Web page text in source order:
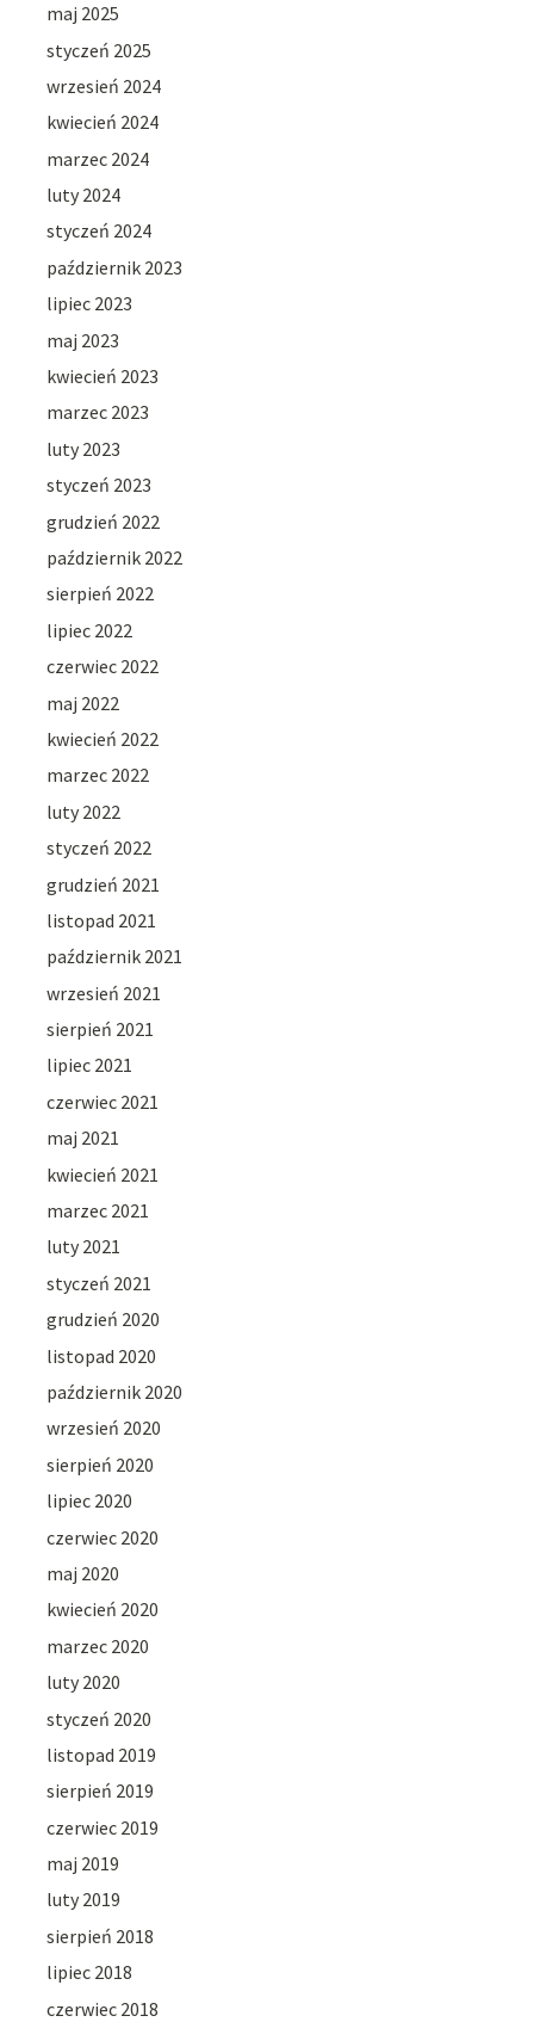
maj 2025
styczeń 2025
wrzesień 2024
kwiecień 2024
marzec 2024
luty 2024
styczeń 2024
październik 2023
lipiec 2023
maj 2023
kwiecień 2023
marzec 2023
luty 2023
styczeń 2023
grudzień 2022
październik 2022
sierpień 2022
lipiec 2022
czerwiec 2022
maj 2022
kwiecień 2022
marzec 2022
luty 2022
styczeń 2022
grudzień 2021
listopad 2021
październik 2021
wrzesień 2021
sierpień 2021
lipiec 2021
czerwiec 2021
maj 2021
kwiecień 2021
marzec 2021
luty 2021
styczeń 2021
grudzień 2020
listopad 2020
październik 2020
wrzesień 2020
sierpień 2020
lipiec 2020
czerwiec 2020
maj 2020
kwiecień 2020
marzec 2020
luty 2020
styczeń 2020
listopad 2019
sierpień 2019
czerwiec 2019
maj 2019
luty 2019
sierpień 2018
lipiec 2018
czerwiec 2018